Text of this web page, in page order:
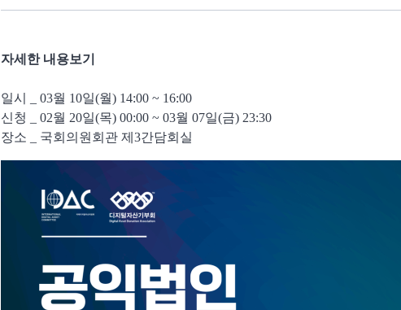
자세한 내용보기
일시 _ 03월 10일(월) 14:00 ~ 16:00
신청 _ 02월 20일(목) 00:00 ~ 03월 07일(금) 23:30
장소 _ 국회의원회관 제3간담회실